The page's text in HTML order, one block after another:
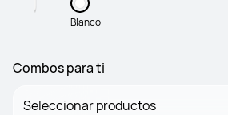
Blanco
Combos para ti
Seleccionar productos